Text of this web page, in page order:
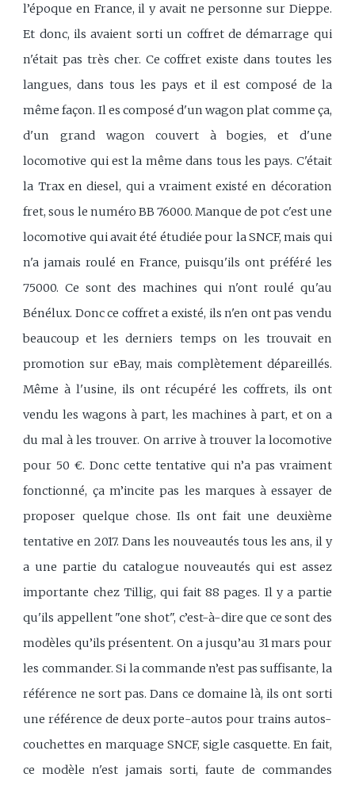
l’époque en France, il y avait ne personne sur Dieppe.
Et donc, ils avaient sorti un coffret de démarrage qui
n'était pas très cher. Ce coffret existe dans toutes les
langues, dans tous les pays et il est composé de la
même façon. Il es composé d'un wagon plat comme ça,
d'un grand wagon couvert à bogies, et d'une
locomotive qui est la même dans tous les pays. C'était
la Trax en diesel, qui a vraiment existé en décoration
fret, sous le numéro BB 76000. Manque de pot c'est une
locomotive qui avait été étudiée pour la SNCF, mais qui
n'a jamais roulé en France, puisqu'ils ont préféré les
75000. Ce sont des machines qui n'ont roulé qu'au
Bénélux. Donc ce coffret a existé, ils n'en ont pas vendu
beaucoup et les derniers temps on les trouvait en
promotion sur eBay, mais complètement dépareillés.
Même à l'usine, ils ont récupéré les coffrets, ils ont
vendu les wagons à part, les machines à part, et on a
du mal à les trouver. On arrive à trouver la locomotive
pour 50 €. Donc cette tentative qui n’a pas vraiment
fonctionné, ça m’incite pas les marques à essayer de
proposer quelque chose. Ils ont fait une deuxième
tentative en 2017. Dans les nouveautés tous les ans, il y
a une partie du catalogue nouveautés qui est assez
importante chez Tillig, qui fait 88 pages. Il y a partie
qu'ils appellent "one shot", c’est-à-dire que ce sont des
modèles qu’ils présentent. On a jusqu’au 31 mars pour
les commander. Si la commande n’est pas suffisante, la
référence ne sort pas. Dans ce domaine là, ils ont sorti
une référence de deux porte-autos pour trains autos-
couchettes en marquage SNCF, sigle casquette. En fait,
ce modèle n'est jamais sorti, faute de commandes